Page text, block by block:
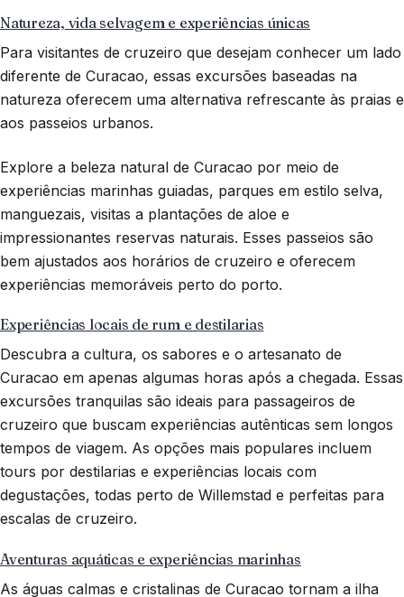
Natureza, vida selvagem e experiências únicas
Para visitantes de cruzeiro que desejam conhecer um lado
diferente de Curacao, essas excursões baseadas na
natureza oferecem uma alternativa refrescante às praias e
aos passeios urbanos.
Explore a beleza natural de Curacao por meio de
experiências marinhas guiadas, parques em estilo selva,
manguezais, visitas a plantações de aloe e
impressionantes reservas naturais. Esses passeios são
bem ajustados aos horários de cruzeiro e oferecem
experiências memoráveis perto do porto.
Experiências locais de rum e destilarias
Descubra a cultura, os sabores e o artesanato de
Curacao em apenas algumas horas após a chegada. Essas
excursões tranquilas são ideais para passageiros de
cruzeiro que buscam experiências autênticas sem longos
tempos de viagem. As opções mais populares incluem
tours por destilarias e experiências locais com
degustações, todas perto de Willemstad e perfeitas para
escalas de cruzeiro.
Aventuras aquáticas e experiências marinhas
As águas calmas e cristalinas de Curacao tornam a ilha